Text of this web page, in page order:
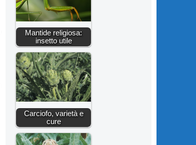
Mantide religiosa:
insetto utile
Carciofo, varietà e
cure